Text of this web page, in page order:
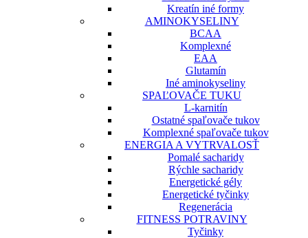
Kreatín iné formy
AMINOKYSELINY
BCAA
Komplexné
EAA
Glutamín
Iné aminokyseliny
SPAĽOVAČE TUKU
L-karnitín
Ostatné spaľovače tukov
Komplexné spaľovače tukov
ENERGIA A VYTRVALOSŤ
Pomalé sacharidy
Rýchle sacharidy
Energetické gély
Energetické tyčinky
Regenerácia
FITNESS POTRAVINY
Tyčinky